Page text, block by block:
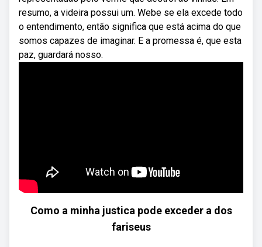
resumo, a videira possui um. Webe se ela excede todo
o entendimento, então significa que está acima do que
somos capazes de imaginar. E a promessa é, que esta
paz, guardará nosso.
Como a minha justica pode exceder a dos
fariseus